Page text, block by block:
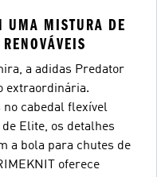
UMA MISTURA DE
a adidas Predator
extraordinária.
no cabedal flexível
Elite, os detalhes
a bola para chutes de
oferece